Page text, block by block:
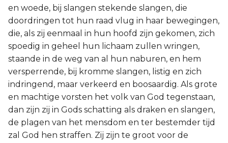
en woede, bij slangen stekende slangen, die
doordringen tot hun raad vlug in haar bewegingen,
die, als zij eenmaal in hun hoofd zijn gekomen, zich
spoedig in geheel hun lichaam zullen wringen,
staande in de weg van al hun naburen, en hem
versperrende, bij kromme slangen, listig en zich
indringend, maar verkeerd en boosaardig. Als grote
en machtige vorsten het volk van God tegenstaan,
dan zijn zij in Gods schatting als draken en slangen,
de plagen van het mensdom en ter bestemder tijd
zal God hen straffen. Zij zijn te groot voor de